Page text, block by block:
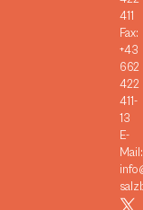
411
Fax:
+43
662
422
411-
13
E-
Mail: